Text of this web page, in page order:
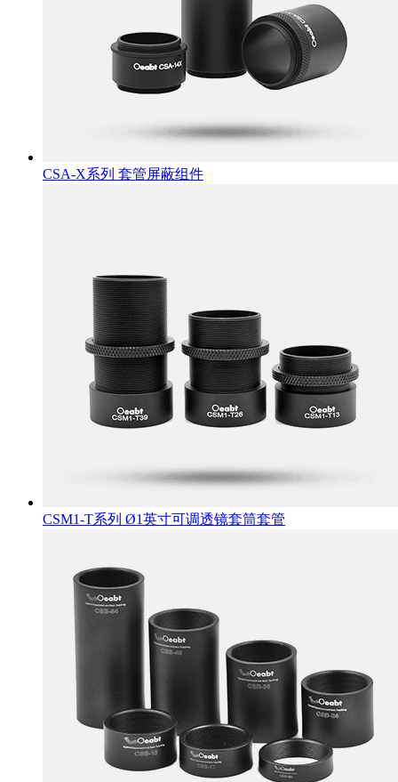
CSA-X系列 套管屏蔽组件
CSM1-T系列 Ø1英寸可调透镜套筒套管